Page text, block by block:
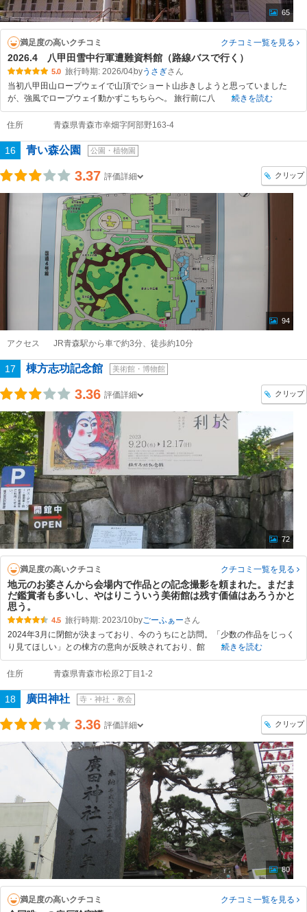
65
満足度の高いクチコミ クチコミ一覧を見る
2026.4 八甲田雪中行軍遭難資料館（路線バスで行く）
5.0 旅行時期: 2026/04byうさぎ
当初八甲田山ロープウェイで山頂でショート山歩きしようと思っていました
が、強風でロープウェイ動かずこちちらへ。 旅行前に八
続きを読む
住所 青森県青森市幸畑字阿部野163-4
16 青い森公園 公園・植物園
3.37 評価詳細 クリップ
94
アクセス JR青森駅から車で約3分、徒歩約10分
17 棟方志功記念館 美術館・博物館
3.36 評価詳細 クリップ
72
満足度の高いクチコミ クチコミ一覧を見る
地元のお婆さんから会場内で作品との記念撮影を頼まれた。まだま
だ鑑賞者も多いし、やはりこういう美術館は残す価値はあろうかと
思う。
4.5 旅行時期: 2023/10byごーふぁー
2024年3月に閉館が決まっており、今のうちにと訪問。「少数の作品をじっく
り見てほしい」との棟方の意向が反映されており、館
続きを読む
住所 青森県青森市松原2丁目1-2
18 廣田神社 寺・神社・教会
3.36 評価詳細 クリップ
80
満足度の高いクチコミ クチコミ一覧を見る